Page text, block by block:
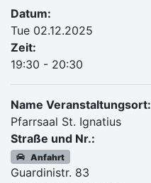
Datum:
Tue 02.12.2025
Zeit:
19:30 - 20:30
Name Veranstaltungsort:
Pfarrsaal St. Ignatius
Straße und Nr.:
Anfahrt
Guardinistr. 83